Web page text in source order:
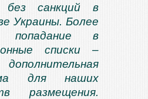
без санкций в
Украины. Более
попадание в
списки –
для наших
размещения.